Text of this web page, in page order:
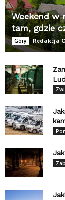
Weekend w
tam, gdzie
Góry Redakcja